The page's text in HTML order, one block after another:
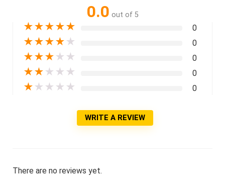
0.0 out of 5
★★★★★ 0
★★★★ ★ 0
★★★ ★ ★ 0
★★ ★ ★ ★ 0
★ ★ ★ ★ ★ 0
WRITE A REVIEW
There are no reviews yet.